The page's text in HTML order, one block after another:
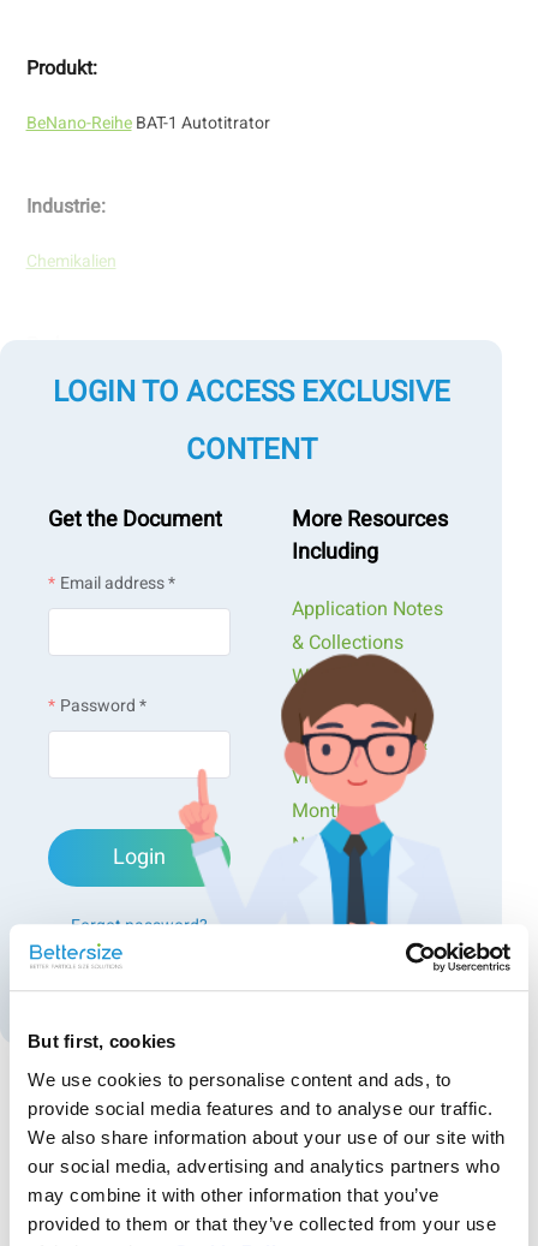
But first, cookies
We use cookies to personalise content and ads, to
provide social media features and to analyse our traffic.
We also share information about your use of our site with
our social media, advertising and analytics partners who
may combine it with other information that you’ve
provided to them or that they’ve collected from your use
Produkt:
BeNano-Reihe BAT-1 Autotitrator
Industrie:
Chemikalien
Aluminiumoxid
Messung nach Technologie:
LOGIN TO ACCESS EXCLUSIVE
CONTENT
Get the Document
Email address *
Password *
Login
Forgot password?
Create an account
More Resources
Including
Application Notes
& Collections
Webinars &
Workshops
Presentations &
Videos
Monthly
Newsletters
Exclusive Events...
Recommended articles
pH-abhängige Trends in Kaffeerahm untersuchen
durch Größen- und Zeta-Potenzial-Analyse